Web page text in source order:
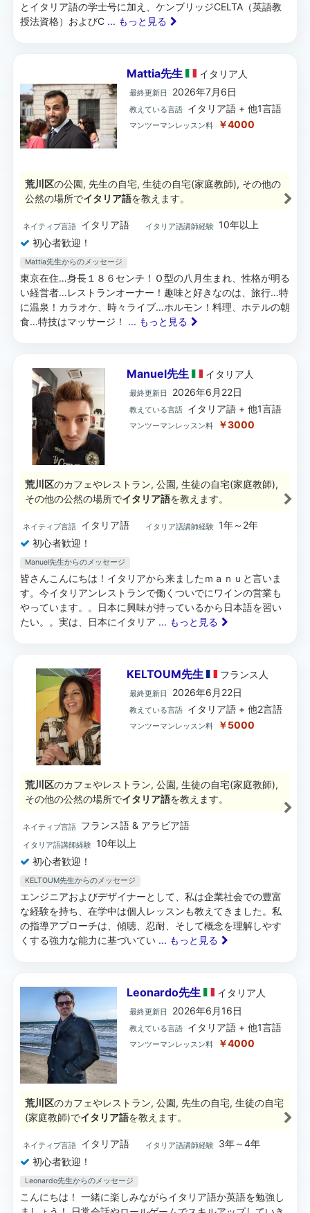
とイタリア語の学士号に加え、ケンブリッジCELTA（英語教
授法資格）およびC ... もっと見る
Mattia先生 イタリア 人
最終更新日 2026年7月6日
教えている言語 イタリア語 + 他1言語
マンツーマンレッスン料 ￥4000
荒川区の公園, 先生の自宅, 生徒の自宅(家庭教師), その他の
公然の場所でイタリア語を教えます。
ネイティブ言語 イタリア語 イタリア語講師経験 10年以上
初心者歓迎！
Mattia先生からのメッセージ
東京在住…身長１８６センチ！Ｏ型の八月生まれ、性格が明る
い経営者…レストランオーナー！趣味と好きなのは、旅行…特
に温泉！カラオケ、時々ライブ…ホルモン！料理、ホテルの朝
食…特技はマッサージ！ ... もっと見る
Manuel先生 イタリア 人
最終更新日 2026年6月22日
教えている言語 イタリア語 + 他1言語
マンツーマンレッスン料 ￥3000
荒川区のカフェやレストラン, 公園, 生徒の自宅(家庭教師),
その他の公然の場所でイタリア語を教えます。
ネイティブ言語 イタリア語 イタリア語講師経験 1年～2年
初心者歓迎！
Manuel先生からのメッセージ
皆さんこんにちは！イタリアから来ましたｍａｎｕと言いま
す。今イタリアンレストランで働くついでにワインの営業も
やっています。。日本に興味が持っているから日本語を習い
たい。。実は、日本にイタリア ... もっと見る
KELTOUM先生 フランス 人
最終更新日 2026年6月22日
教えている言語 イタリア語 + 他2言語
マンツーマンレッスン料 ￥5000
荒川区のカフェやレストラン, 公園, 生徒の自宅(家庭教師),
その他の公然の場所でイタリア語を教えます。
ネイティブ言語 フランス語 & アラビア語
イタリア語講師経験 10年以上
初心者歓迎！
KELTOUM先生からのメッセージ
エンジニアおよびデザイナーとして、私は企業社会での豊富
な経験を持ち、在学中は個人レッスンも教えてきました。私
の指導アプローチは、傾聴、忍耐、そして概念を理解しやす
くする強力な能力に基づいてい ... もっと見る
Leonardo先生 イタリア 人
最終更新日 2026年6月16日
教えている言語 イタリア語 + 他1言語
マンツーマンレッスン料 ￥4000
荒川区のカフェやレストラン, 公園, 先生の自宅, 生徒の自宅
(家庭教師)でイタリア語を教えます。
ネイティブ言語 イタリア語 イタリア語講師経験
3年～4年
初心者歓迎！
Leonardo先生からのメッセージ
こんにちは！ 一緒に楽しみながらイタリア語か英語を勉強し